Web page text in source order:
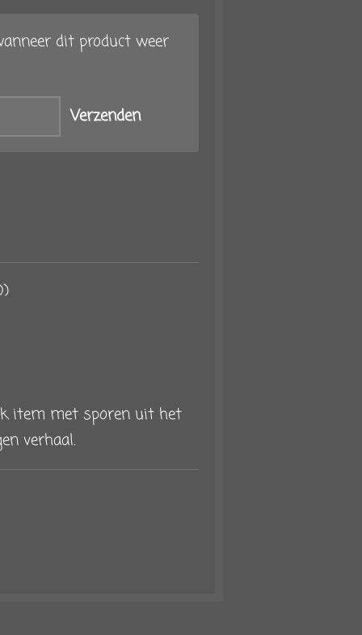
dit product weer
Verzenden
item met sporen uit het
verhaal.